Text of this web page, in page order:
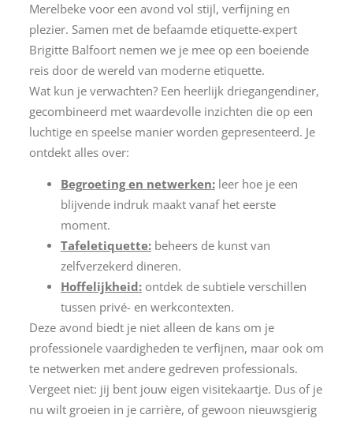
Merelbeke voor een avond vol stijl, verfijning en
plezier. Samen met de befaamde etiquette-expert
Brigitte Balfoort nemen we je mee op een boeiende
reis door de wereld van moderne etiquette.
Wat kun je verwachten? Een heerlijk driegangendiner,
gecombineerd met waardevolle inzichten die op een
luchtige en speelse manier worden gepresenteerd. Je
ontdekt alles over:
Begroeting en netwerken:leer hoe je een
blijvende indruk maakt vanaf het eerste
moment.
Tafeletiquette:beheers de kunst van
zelfverzekerd dineren.
Hoffelijkheid:ontdek de subtiele verschillen
tussen privé- en werkcontexten.
Deze avond biedt je niet alleen de kans om je
professionele vaardigheden te verfijnen, maar ook om
te netwerken met andere gedreven professionals.
Vergeet niet: jij bent jouw eigen visitekaartje. Dus of je
nu wilt groeien in je carrière, of gewoon nieuwsgierig